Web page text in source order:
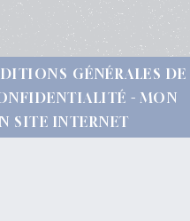
GÉNÉRALES DE
MON
SITE INTERNET